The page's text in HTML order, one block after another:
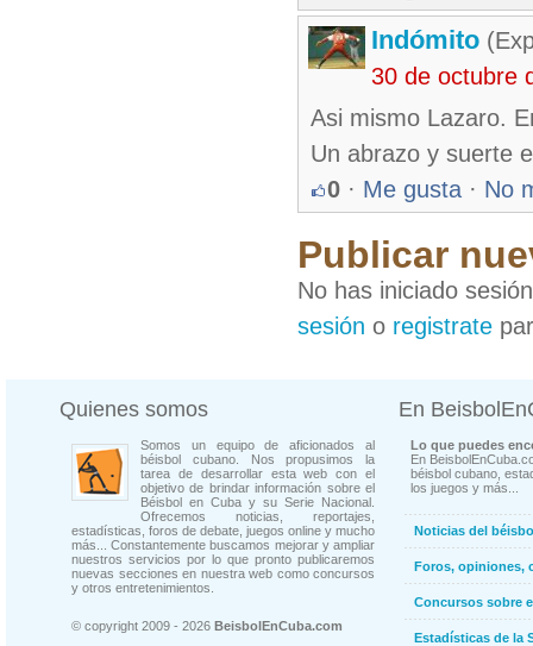
Indómito
30 de octubre
Asi mismo Lazaro.
Un abrazo y suerte
0 · Me gusta · No
Publicar
No has iniciado
sesión o registrate
Quienes somos
Somos un equipo de aficionados al
béisbol cubano. Nos propusimos la
tarea de desarrollar esta web con el
objetivo de brindar información sobre el
Béisbol en Cuba y su Serie Nacional.
Ofrecemos noticias, reportajes,
estadísticas, foros de debate, juegos online y mucho
más... Constantemente buscamos mejorar y ampliar
nuestros servicios por lo que pronto publicaremos
nuevas secciones en nuestra web como concursos
y otros entretenimientos.
© copyright 2009 - 2026 BeisbolEnCuba.com
En
Lo que puedes
En
béisbol cubano,
los juegos y más...
Noticias del
Foros, opiniones,
Concursos sobre
Estadísticas de la